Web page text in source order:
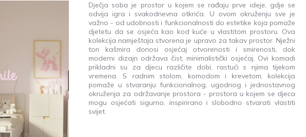
Dječja soba je prostor u kojem se rađaju prve ideje, gdje se
odvija igra i svakodnevna otkrića. U ovom okruženju sve je
važno - od udobnosti i funkcionalnosti do estetike koja pomaže
djetetu da se osjeća kao kod kuće u vlastitom prostoru. Ova
kolekcija namještaja stvorena je upravo za takav prostor. Nježni
ton kašmira donosi osjećaj otvorenosti i smirenosti, dok
moderni dizajn održava čist, minimalistički osjećaj. Ovi komadi
prikladni su za djecu različite dobi, rastući s njima tijekom
vremena. S radnim stolom, komodom i krevetom, kolekcija
pomaže u stvaranju funkcionalnog, ugodnog i jednostavnog
okruženja za održavanje prostora - prostora u kojem se djeca
mogu osjećati sigurno, inspirirano i slobodno stvarati vlastiti
svijet.